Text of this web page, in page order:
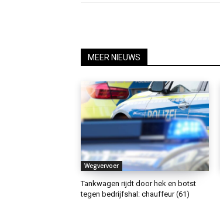
MEER NIEUWS
Wegvervoer
Tankwagen rijdt door hek en botst
tegen bedrijfshal: chauffeur (61)